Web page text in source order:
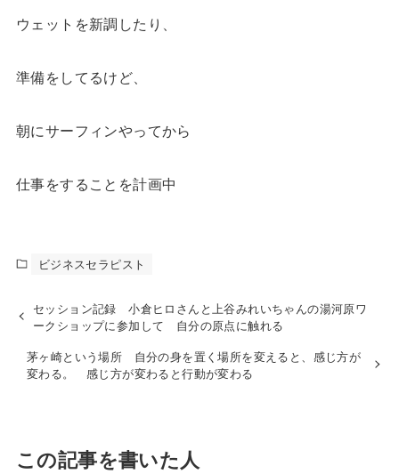
ウェットを新調したり、
準備をしてるけど、
朝にサーフィンやってから
仕事をすることを計画中
ビジネスセラピスト
セッション記録 小倉ヒロさんと上谷みれいちゃんの湯河原ワ
ークショップに参加して 自分の原点に触れる
茅ヶ崎という場所 自分の身を置く場所を変えると、感じ方が
変わる。 感じ方が変わると行動が変わる
この記事を書いた人